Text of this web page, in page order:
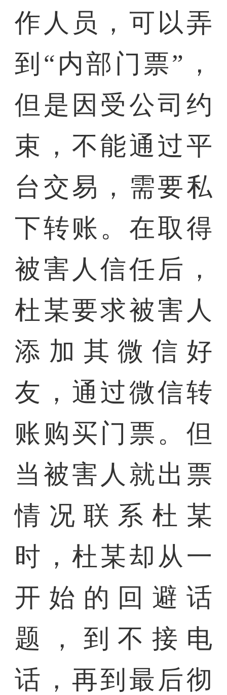
作人员，可以弄
到“内部门票”，
但是因受公司约
束，不能通过平
台交易，需要私
下转账。在取得
被害人信任后，
杜某要求被害人
添加其微信好
友，通过微信转
账购买门票。但
当被害人就出票
情况联系杜某
时，杜某却从一
开始的回避话
题，到不接电
话，再到最后彻